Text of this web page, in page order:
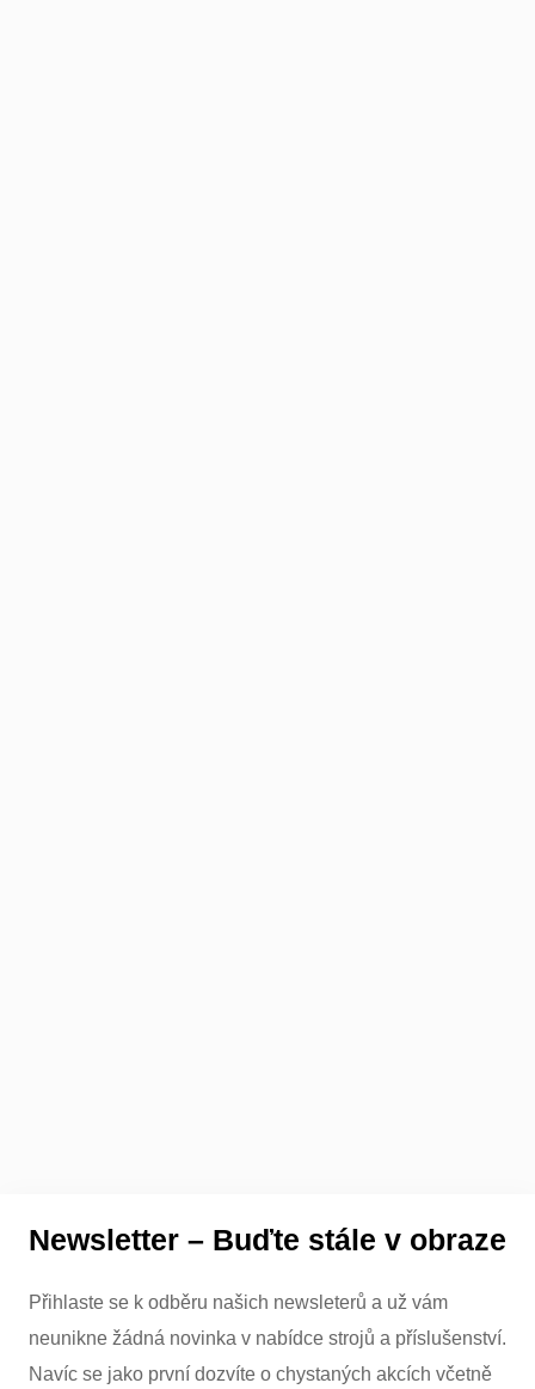
Newsletter – Buďte stále v obraze
Přihlaste se k odběru našich newsleterů a už vám
neunikne žádná novinka v nabídce strojů a příslušenství.
Navíc se jako první dozvíte o chystaných akcích včetně